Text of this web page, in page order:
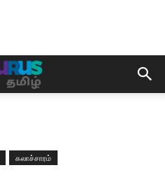
கலாச்சாரம்